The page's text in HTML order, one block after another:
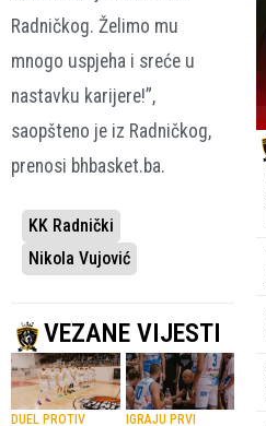
Radničkog. Želimo mu
mnogo uspjeha i sreće u
nastavku karijere!”,
saopšteno je iz Radničkog,
prenosi bhbasket.ba.
KK Radnički
Nikola Vujović
VEZANE VIJESTI
DUEL PROTIV
IGRAJU PRVI